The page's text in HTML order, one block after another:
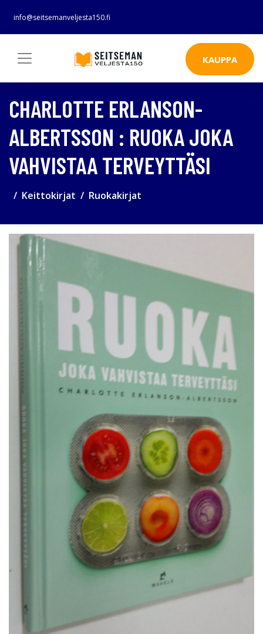
info@seitsemanveljesta150.fi
KAUPPA
CHARLOTTE ERLANSON-
ALBERTSSON : RUOKA JOKA
VAHVISTAA TERVEYTTÄSI
Keittokirjat Ruokakirjat